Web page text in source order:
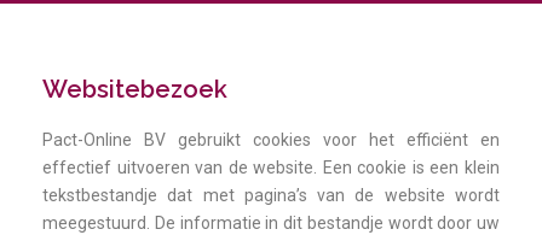
Websitebezoek
Pact-Online BV gebruikt cookies voor het efficiënt en
effectief uitvoeren van de website. Een cookie is een klein
tekstbestandje dat met pagina’s van de website wordt
meegestuurd. De informatie in dit bestandje wordt door uw